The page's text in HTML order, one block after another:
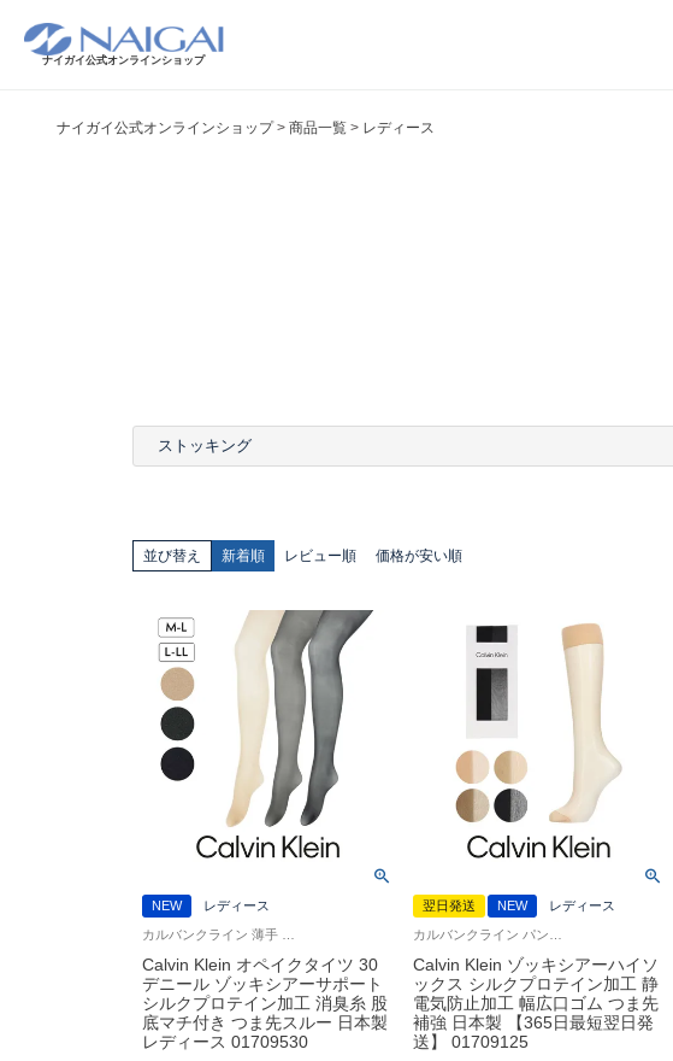
ナイガイ公式オンラインショップ
ナイガイ公式オンラインショップ 商品一覧 レディース
ストッキング
並び替え 新着順 レビュー順 価格が安い順
NEW
レディース
Calvin Klein オペイクタイツ 30
デニール ゾッキシアーサポート
シルクプロテイン加工 消臭糸 股
底マチ付き つま先スルー 日本製
レディース 01709530
翌日発送 NEW
レディース
Calvin Klein ゾッキシアーハイソ
ックス シルクプロテイン加工 静
電気防止加工 幅広口ゴム つま先
補強 日本製 【365日最短翌日発
送】 01709125